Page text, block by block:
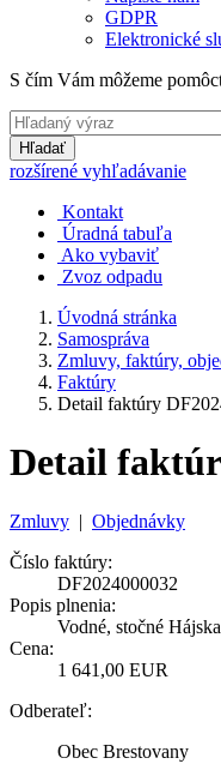
GDPR
Elektronické
S čím Vám môžeme
Hľadať
rozšírené vyhľadávanie
Kontakt
Úradná tabuľa
Ako vybaviť
Zvoz odpadu
Úvodná stránka
Samospráva
Zmluvy, faktúry,
Faktúry
Detail faktúry
Detail
Zmluvy | Objednávky
Číslo faktúry:
DF2024000032
Popis plnenia:
Vodné, stočné
Cena:
1 641,00 EUR
Odberateľ:
Obec Brestovany